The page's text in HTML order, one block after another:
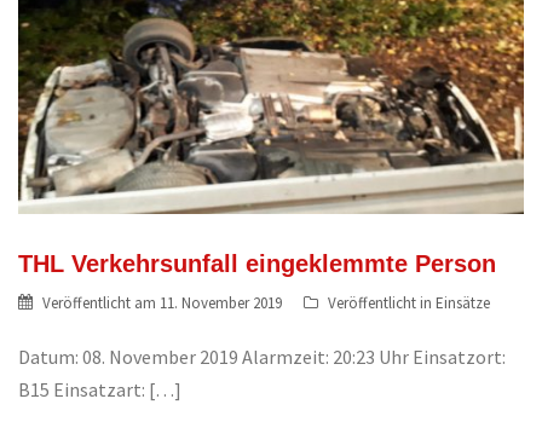
THL Verkehrsunfall eingeklemmte Person
Veröffentlicht am 11. November 2019 Veröffentlicht in Einsätze
Datum: 08. November 2019 Alarmzeit: 20:23 Uhr Einsatzort:
B15 Einsatzart: […]